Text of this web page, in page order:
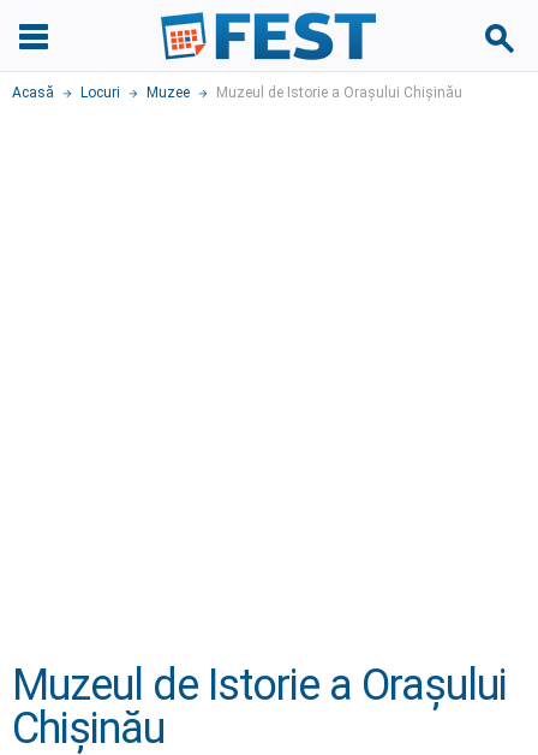
Acasă Locuri Muzee Muzeul de Istorie a Orașului Chișinău
Muzeul de Istorie a Orașului
Chișinău